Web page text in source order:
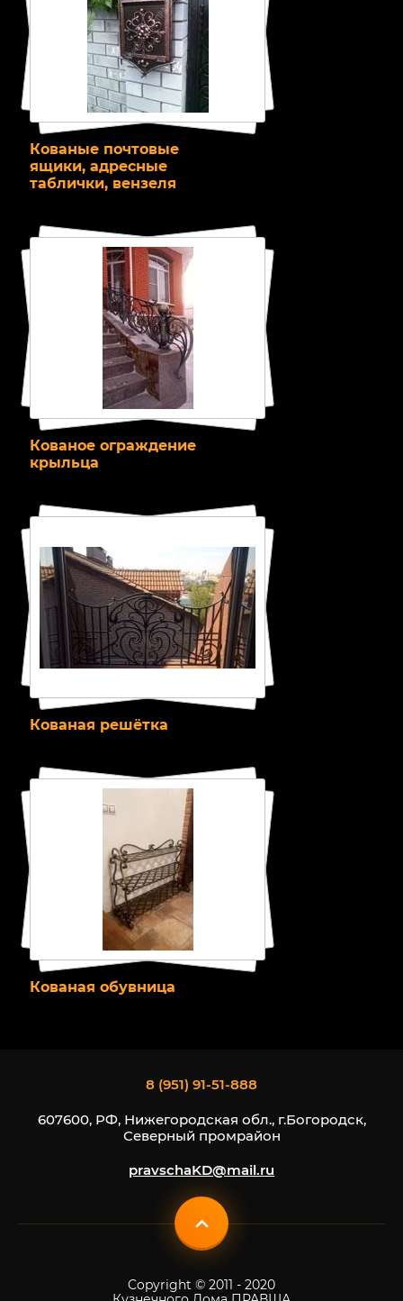
Кованые почтовые
ящики, адресные
таблички, вензеля
Кованое ограждение
крыльца
Кованая решётка
Кованая обувница
8 (951) 91-51-888
607600, РФ, Нижегородская обл., г.Богородск,
Северный промрайон
pravschaKD@mail.ru
Copyright © 2011 - 2020